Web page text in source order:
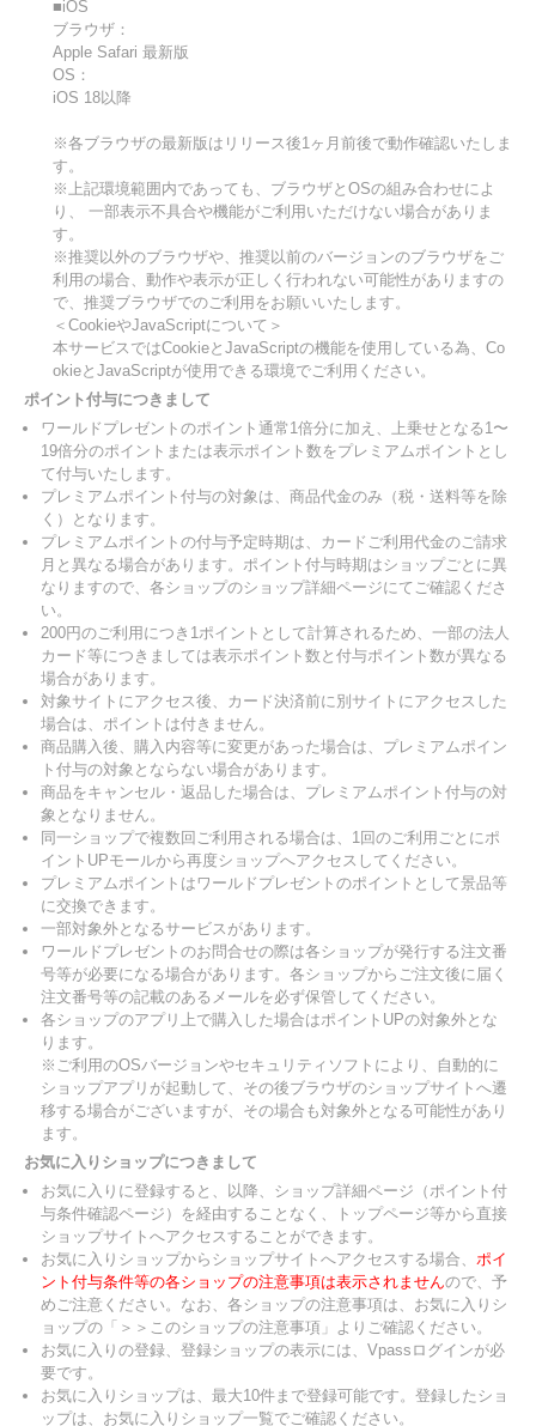
■iOS
ブラウザ：
Apple Safari 最新版
OS：
iOS 18以降
※各ブラウザの最新版はリリース後1ヶ月前後で動作確認いたしま
す。
※上記環境範囲内であっても、ブラウザとOSの組み合わせによ
り、 一部表示不具合や機能がご利用いただけない場合がありま
す。
※推奨以外のブラウザや、推奨以前のバージョンのブラウザをご
利用の場合、動作や表示が正しく行われない可能性がありますの
で、推奨ブラウザでのご利用をお願いいたします。
＜CookieやJavaScriptについて＞
本サービスではCookieとJavaScriptの機能を使用している為、Co
okieとJavaScriptが使用できる環境でご利用ください。
ポイント付与につきまして
ワールドプレゼントのポイント通常1倍分に加え、上乗せとなる1〜
19倍分のポイントまたは表示ポイント数をプレミアムポイントとし
て付与いたします。
プレミアムポイント付与の対象は、商品代金のみ（税・送料等を除
く）となります。
プレミアムポイントの付与予定時期は、カードご利用代金のご請求
月と異なる場合があります。ポイント付与時期はショップごとに異
なりますので、各ショップのショップ詳細ページにてご確認くださ
い。
200円のご利用につき1ポイントとして計算されるため、一部の法人
カード等につきましては表示ポイント数と付与ポイント数が異なる
場合があります。
対象サイトにアクセス後、カード決済前に別サイトにアクセスした
場合は、ポイントは付きません。
商品購入後、購入内容等に変更があった場合は、プレミアムポイン
ト付与の対象とならない場合があります。
商品をキャンセル・返品した場合は、プレミアムポイント付与の対
象となりません。
同一ショップで複数回ご利用される場合は、1回のご利用ごとにポ
イントUPモールから再度ショップへアクセスしてください。
プレミアムポイントはワールドプレゼントのポイントとして景品等
に交換できます。
一部対象外となるサービスがあります。
ワールドプレゼントのお問合せの際は各ショップが発行する注文番
号等が必要になる場合があります。各ショップからご注文後に届く
注文番号等の記載のあるメールを必ず保管してください。
各ショップのアプリ上で購入した場合はポイントUPの対象外とな
ります。
※ご利用のOSバージョンやセキュリティソフトにより、自動的に
ショップアプリが起動して、その後ブラウザのショップサイトへ遷
移する場合がございますが、その場合も対象外となる可能性があり
ます。
お気に入りショップにつきまして
お気に入りに登録すると、以降、ショップ詳細ページ（ポイント付
与条件確認ページ）を経由することなく、トップページ等から直接
ショップサイトへアクセスすることができます。
お気に入りショップからショップサイトへアクセスする場合、 ポイ
ント付与条件等の各ショップの注意事項は表示されませんので、予
めご注意ください。なお、各ショップの注意事項は、お気に入りシ
ョップの「＞＞このショップの注意事項」よりご確認ください。
お気に入りの登録、登録ショップの表示には、Vpassログインが必
要です。
お気に入りショップは、最大10件まで登録可能です。登録したショ
ップは、お気に入りショップ一覧でご確認ください。